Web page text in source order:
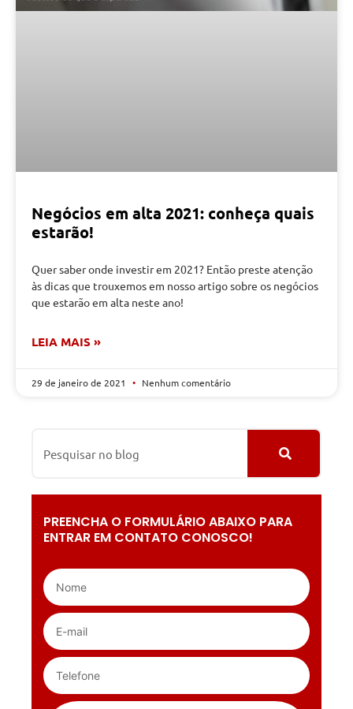
Negócios em alta 2021: conheça quais
estarão!
Quer saber onde investir em 2021? Então preste atenção
às dicas que trouxemos em nosso artigo sobre os negócios
que estarão em alta neste ano!
LEIA MAIS »
29 de janeiro de 2021 Nenhum comentário
PREENCHA O FORMULÁRIO ABAIXO PARA
ENTRAR EM CONTATO CONOSCO!